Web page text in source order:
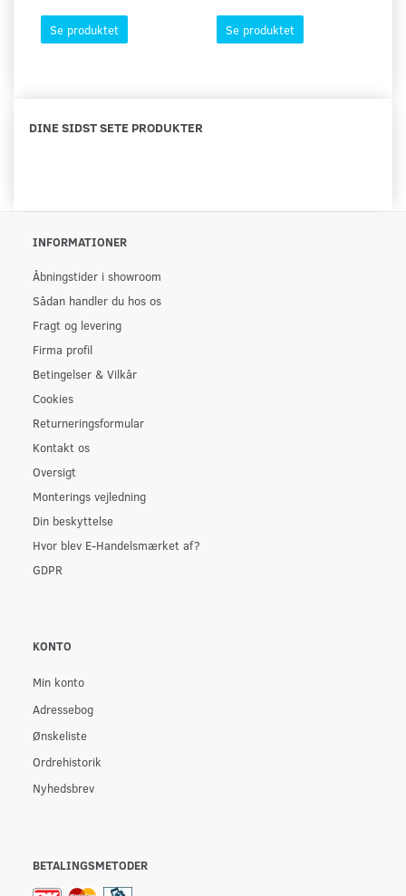
Se produktet Se produktet
DINE SIDST SETE PRODUKTER
INFORMATIONER
Åbningstider i showroom
Sådan handler du hos os
Fragt og levering
Firma profil
Betingelser & Vilkår
Cookies
Returneringsformular
Kontakt os
Oversigt
Monterings vejledning
Din beskyttelse
Hvor blev E-Handelsmærket af?
GDPR
KONTO
Min konto
Adressebog
Ønskeliste
Ordrehistorik
Nyhedsbrev
BETALINGSMETODER